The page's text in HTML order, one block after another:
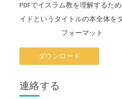
PDFでイスラム教を理解するた
イドというタイトルの本全体を
フォーマット
ダウンロード
連絡する